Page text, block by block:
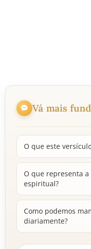
Vá mais
O que este
O que representa
espiritual?
Como podemos
diariamente?